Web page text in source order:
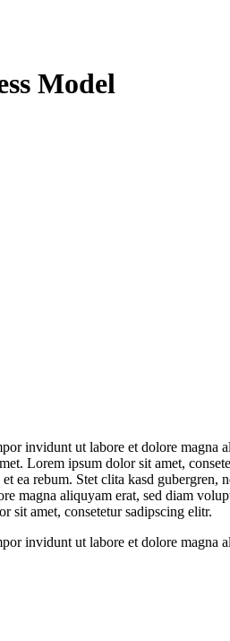
Model
invidunt ut labore et dolore magna
Lorem ipsum dolor sit amet,
ea rebum. Stet clita kasd
magna aliquyam erat, sed diam
sit amet, consetetur sadipscing elitr.
invidunt ut labore et dolore magna